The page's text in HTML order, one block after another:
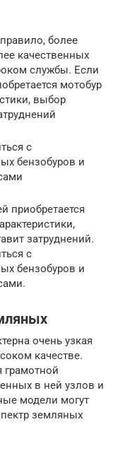
более
качественных
службы. Если
мотобур
выбор
с
бензобуров и
приобретается
затруднений.
с
бензобуров и
очень узкая
качестве.
грамотной
в ней узлов и
модели могут
земляных